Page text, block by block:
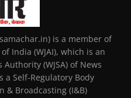
is a member of
India (WJAI), which is an
(WJSA) of News
a Self-Regulatory Body
& Broadcasting (I&B)